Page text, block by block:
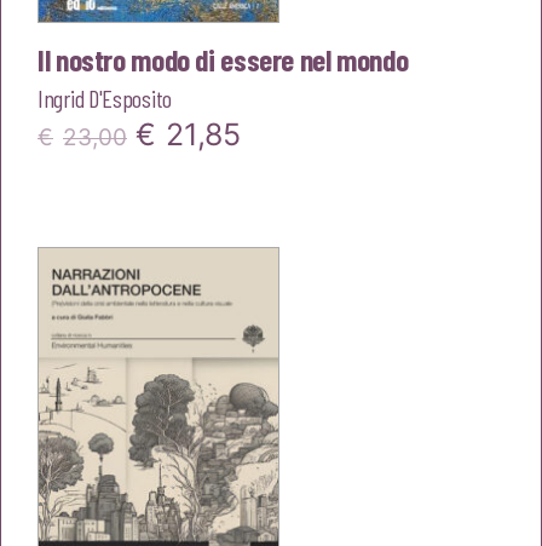
Il nostro modo di essere nel mondo
Ingrid D'Esposito
€ 23,00 Il
era:
€23,00.
€ 21,85